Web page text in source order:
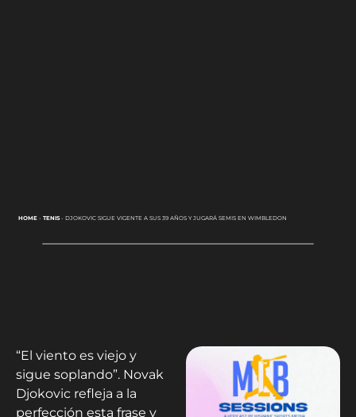
HOME- TENIS- DJOKOVIC SIGUE VIGENTE A SUS 39 AÑOS Y JUGARÁ SEMIS EN WIMBLEDON
“El viento es viejo y
sigue soplando”. Novak
Djokovic refleja a la
perfección esta frase y